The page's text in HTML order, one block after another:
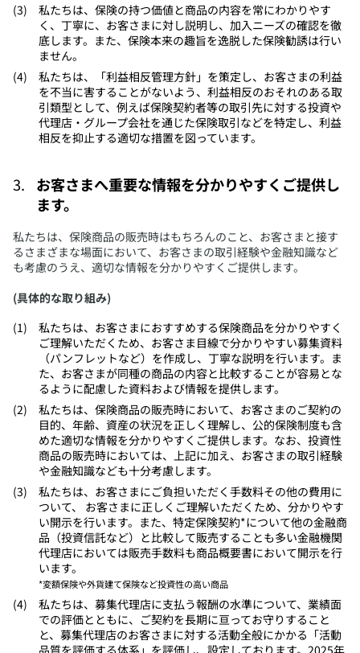
​私たちは、保険の持つ価値と商品の内容を常にわかりやす
く、丁寧に、お客さまに対し説明し、加入ニーズの確認を徹
底します。また、保険本来の趣旨を逸脱した保険勧誘は行い
ません。
​私たちは、「利益相反管理方針」を策定し、お客さまの利益
を不当に害することがないよう、利益相反のおそれのある取
引類型として、例えば保険契約者等の取引先に対する投資や
代理店・グループ会社を通じた保険取引などを特定し、利益
相反を抑止する適切な措置を図っています。
お客さまへ重要な情報を分かりやすくご提供し
ます。
​私たちは、保険商品の販売時はもちろんのこと、お客さまと接す
るさまざまな場面において、お客さまの取引経験や金融知識など
も考慮のうえ、適切な情報を分かりやすくご提供します。
(具体的な取り組み)
​私たちは、お客さまにおすすめする保険商品を分かりやすく
ご理解いただくため、お客さま目線で分かりやすい募集資料
（パンフレットなど）を作成し、丁寧な説明を行います。ま
た、お客さまが同種の商品の内容と比較することが容易とな
るように配慮した資料および情報を提供します。
​私たちは、保険商品の販売時において、お客さまのご契約の
目的、年齢、資産の状況を正しく理解し、公的保険制度も含
めた適切な情報を分かりやすくご提供します。なお、投資性
商品の販売時においては、上記に加え、お客さまの取引経験
や金融知識なども十分考慮します。
​私たちは、お客さまにご負担いただく手数料その他の費用に
ついて、 お客さまに正しくご理解いただくため、分かりやす
い開示を行います。また、特定保険契約*について他の金融商
品（投資信託など）と比較して販売することも多い金融機関
代理店においては販売手数料も商品概要書において開示を行
います。
*変額保険や外貨建て保険など投資性の高い商品
​私たちは、募集代理店に支払う報酬の水準について、業績面
での評価とともに、ご契約を長期に亘ってお守りすること
と、募集代理店のお客さまに対する活動全般にかかる「活動
品質を評価する体系」を評価し、設定しております。2025年